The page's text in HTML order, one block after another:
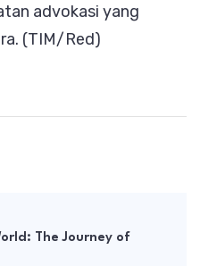
advokasi yang
(TIM/Red)
The Journey of